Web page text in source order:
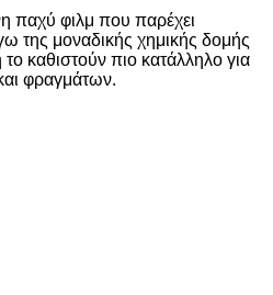
παχύ φιλμ που παρέχει
της μοναδικής χημικής δομής
καθιστούν πιο κατάλληλο για
φραγμάτων.